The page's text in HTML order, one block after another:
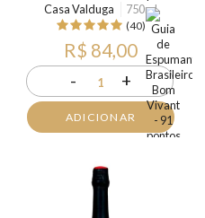
Casa Valduga
750ml
(40)
R$ 84,00
- 1 +
ADICIONAR